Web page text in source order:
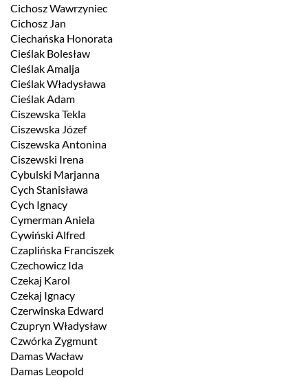
Cichosz Wawrzyniec
Cichosz Jan
Ciechańska Honorata
Cieślak Bolesław
Cieślak Amalja
Cieślak Władysława
Cieślak Adam
Ciszewska Tekla
Ciszewska Józef
Ciszewska Antonina
Ciszewski Irena
Cybulski Marjanna
Cych Stanisława
Cych Ignacy
Cymerman Aniela
Cywiński Alfred
Czaplińska Franciszek
Czechowicz Ida
Czekaj Karol
Czekaj Ignacy
Czerwinska Edward
Czupryn Władysław
Czwórka Zygmunt
Damas Wacław
Damas Leopold